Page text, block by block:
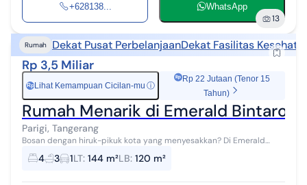
+628138... WhatsApp
13
Rumah Dekat Pusat PerbelanjaanDekat Fasilitas
Rp 3,5 Miliar
Rp Lihat Kemampuan Cicilan-mu ⓘ
Rp 22 Jutaan (Tenor 15
Tahun)
Rumah Menarik di Emerald Bintaro
Parigi, Tangerang
Bosan dengan hiruk-pikuk kota yang menyesakkan? Di Emerald
Bintaro, kami mengembalikan arti "rumah" yang sesungguhnya.
Nikmati hunian dengan konse...
4 3 1LT: 144 m²LB: 120 m²